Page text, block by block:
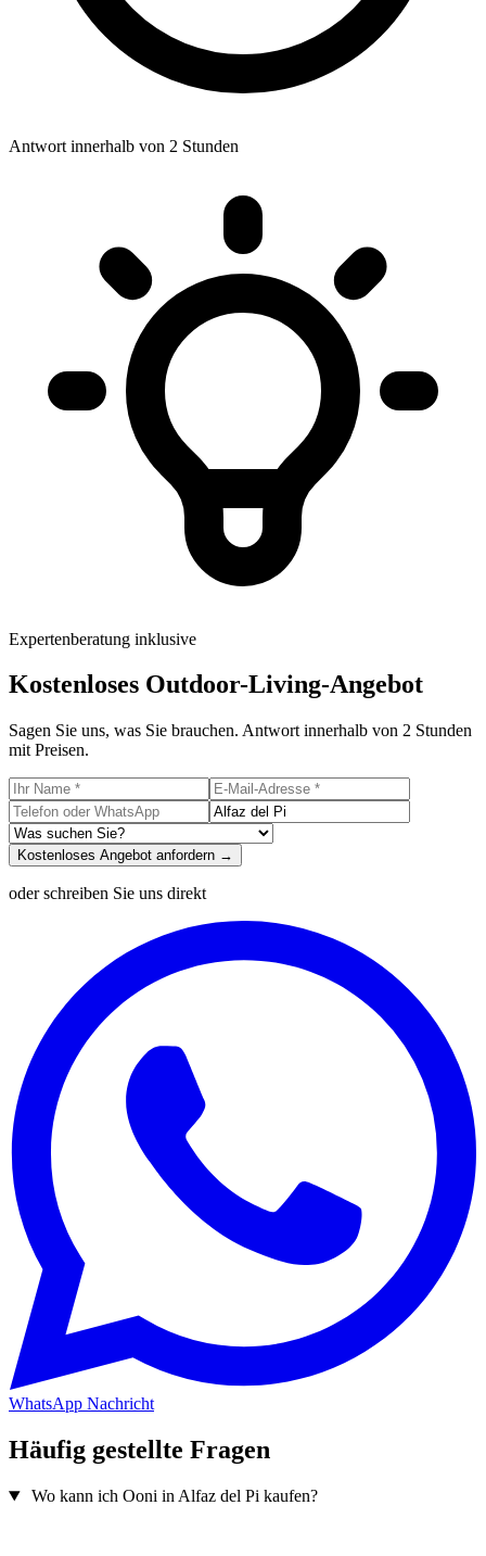
Antwort innerhalb von 2 Stunden
Expertenberatung inklusive
Kostenloses Outdoor-Living-Angebot
Sagen Sie uns, was Sie brauchen. Antwort innerhalb von 2 Stunden
mit Preisen.
Kostenloses Angebot anfordern →
oder schreiben Sie uns direkt
WhatsApp Nachricht
Häufig gestellte Fragen
Wo kann ich Ooni in Alfaz del Pi kaufen?